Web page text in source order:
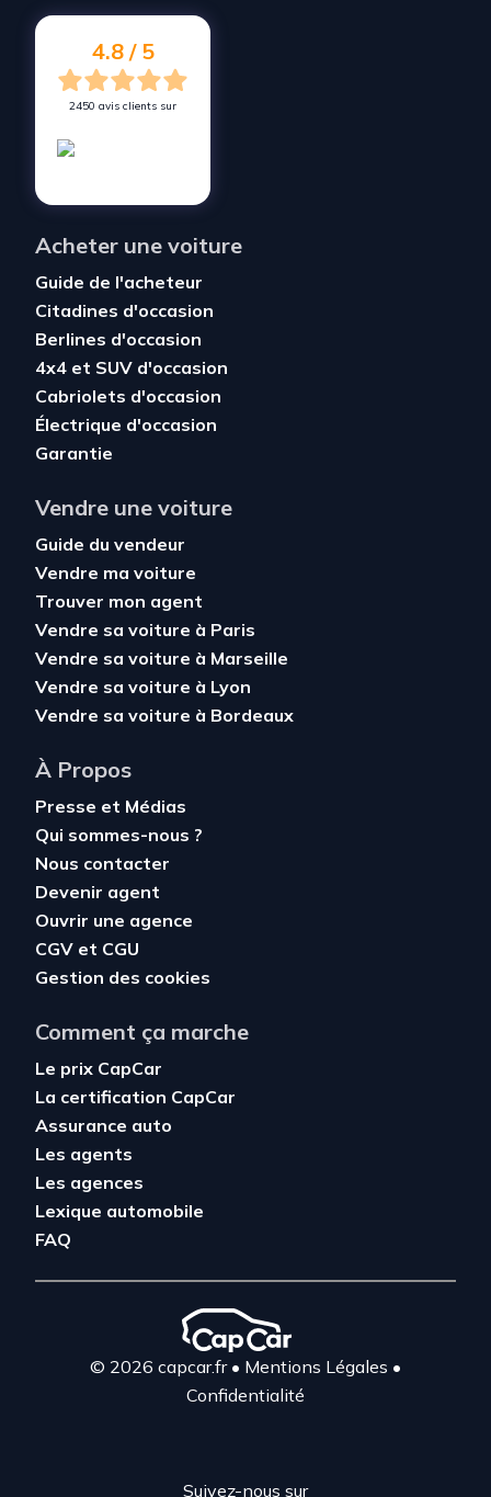
Vendez votre voiture à
4.8 / 5
2450 avis clients sur
Acheter une voiture
Guide de l'acheteur
Citadines d'occasion
Berlines d'occasion
4x4 et SUV d'occasion
Cabriolets d'occasion
Électrique d'occasion
Garantie
Vendre une voiture
Guide du vendeur
Vendre ma voiture
Trouver mon agent
Vendre sa voiture à Paris
Vendre sa voiture à Marseille
Vendre sa voiture à Lyon
Vendre sa voiture à Bordeaux
À Propos
Presse et Médias
Qui sommes-nous ?
Nous contacter
Devenir agent
Ouvrir une agence
CGV et CGU
Gestion des cookies
Comment ça marche
Le prix CapCar
La certification CapCar
Assurance auto
Les agents
Les agences
Lexique automobile
FAQ
© 2026 capcar.fr• Mentions Légales •
Confidentialité
Suivez-nous sur